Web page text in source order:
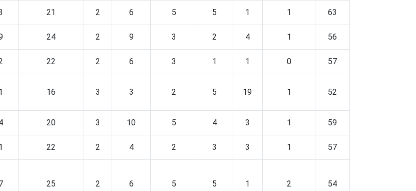
21 2 6 5 5 1 1 63
24 2 9 3 2 4 1 56
22 2 6 3 1 1 0 57
16 3 3 2 5 19 1 52
20 3 10 5 4 3 1 59
22 2 4 2 3 3 1 57
25 2 6 5 5 1 2 54